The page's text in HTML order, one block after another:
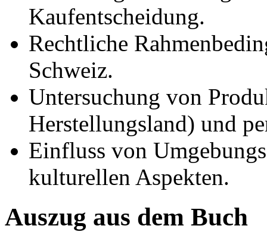
Kaufentscheidung.
Rechtliche
Schweiz.
Untersuchung von
Herstellungsland) und
Einfluss von
kulturellen Aspekten.
Auszug aus dem Buch